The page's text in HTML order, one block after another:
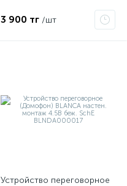
3 900 тг /шт
Устройство переговорное